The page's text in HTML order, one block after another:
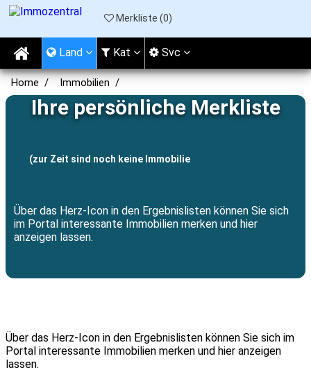
Home Immobilien
Ihre persönliche Merkliste
Merkliste (0)
Land Kat Svc
(zur Zeit sind noch keine Immobilie
Über das Herz-Icon in den Ergebnislisten können Sie sich
im Portal interessante Immobilien merken und hier
anzeigen lassen.
Über das Herz-Icon in den Ergebnislisten können Sie sich im
Portal interessante Immobilien merken und hier anzeigen
lassen.